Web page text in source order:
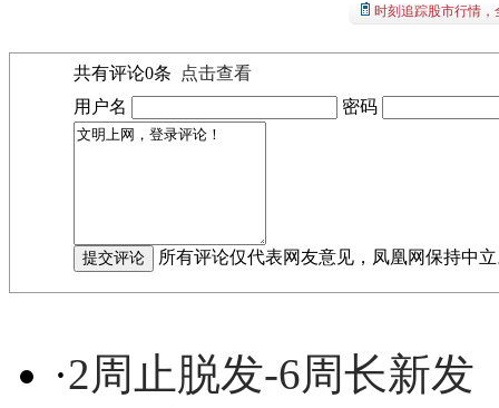
时刻追踪股市行情
共有评论0条
点击查看
用户名
密码
所有评论仅代表网友意见，凤凰网保持中
·2周止脱发-6周长新发